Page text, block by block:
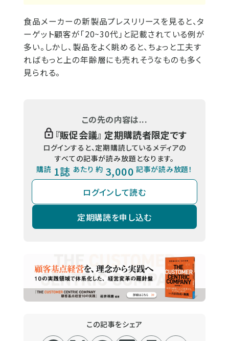
食品メーカーの新製品プレスリリースを見ると、タ
ーゲット顧客が「20~30代」と記載されている例が
多い。しかし、製品をよく眺めると、ちょっと工夫す
ればもっと上の年齢層にも売れそうなものも多く
見られる。
この先の内容は...
『販促会議』 定期購読者限定です
ログインすると、定期購読しているメディアの
すべての記事が読み放題となります。
購読 1誌 あたり 約 3,000 記事が読み放題！
ログインして読む
定期購読を申し込む
この記事をシェア